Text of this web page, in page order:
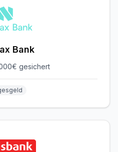
Bank
gesichert